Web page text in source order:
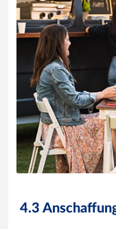
4.3